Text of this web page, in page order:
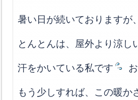
暑い日が続いておりますが
とんとんは、屋外より涼し
汗をかいている私です
もう少しすれば、この暖か